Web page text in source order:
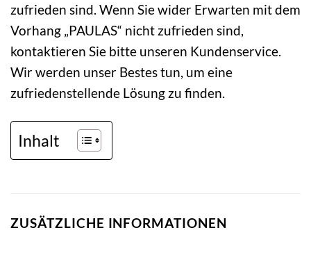
zufrieden sind. Wenn Sie wider Erwarten mit dem
Vorhang „PAULAS“ nicht zufrieden sind,
kontaktieren Sie bitte unseren Kundenservice.
Wir werden unser Bestes tun, um eine
zufriedenstellende Lösung zu finden.
Inhalt
ZUSÄTZLICHE INFORMATIONEN